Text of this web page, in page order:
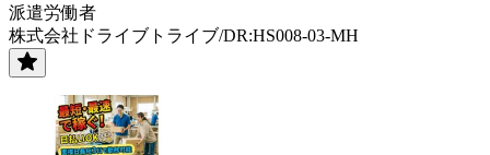
派遣労働者
株式会社ドライブトライブ/DR:HS008-03-MH